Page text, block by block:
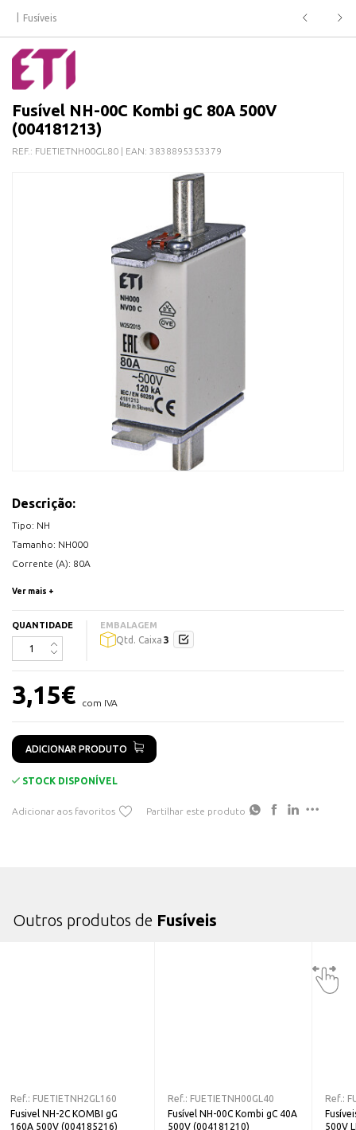
Fusíveis
Fusível NH-00C Kombi gC 80A 500V
(004181213)
REF.: FUETIETNH00GL80 | EAN: 3838895353379
Descrição:
Tipo: NH
Tamanho: NH000
Corrente (A): 80A
Ver mais +
QUANTIDADE EMBALAGEM
Qtd. Caixa 3
3,15€ com IVA
ADICIONAR PRODUTO
STOCK DISPONÍVEL
Adicionar aos favoritos Partilhar este produto
Outros produtos de Fusíveis
Ref.: FUETIETNH2GL160
Fusivel NH-2C KOMBI gG
160A 500V (004185216)
Ref.: FUETIETNH00GL40
Fusível NH-00C Kombi gC 40A
500V (004181210)
Ref.:
500V